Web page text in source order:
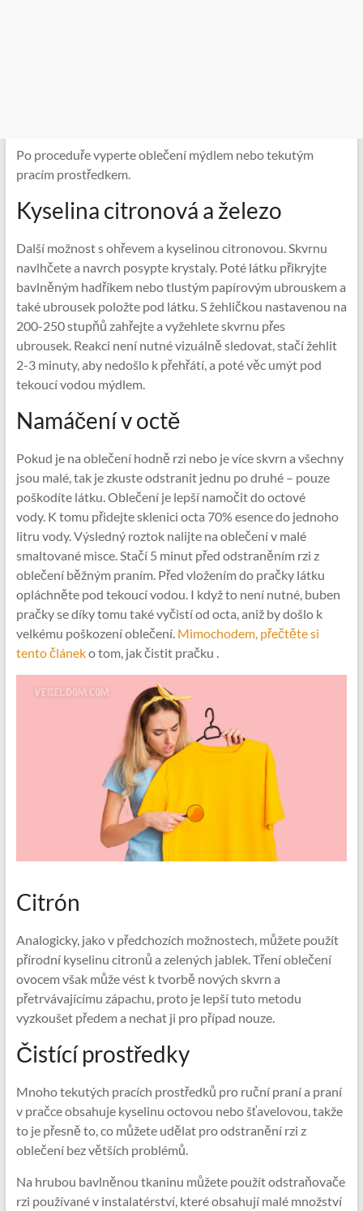
Po proceduře vyperte oblečení mýdlem nebo tekutým
pracím prostředkem.
Kyselina citronová a železo
Další možnost s ohřevem a kyselinou citronovou. Skvrnu
navlhčete a navrch posypte krystaly. Poté látku přikryjte
bavlněným hadříkem nebo tlustým papírovým ubrouskem a
také ubrousek položte pod látku. S žehličkou nastavenou na
200-250 stupňů zahřejte a vyžehlete skvrnu přes
ubrousek. Reakci není nutné vizuálně sledovat, stačí žehlit
2-3 minuty, aby nedošlo k přehřátí, a poté věc umýt pod
tekoucí vodou mýdlem.
Namáčení v octě
Pokud je na oblečení hodně rzi nebo je více skvrn a všechny
jsou malé, tak je zkuste odstranit jednu po druhé – pouze
poškodíte látku. Oblečení je lepší namočit do octové
vody. K tomu přidejte sklenici octa 70% esence do jednoho
litru vody. Výsledný roztok nalijte na oblečení v malé
smaltované misce. Stačí 5 minut před odstraněním rzi z
oblečení běžným praním. Před vložením do pračky látku
opláchněte pod tekoucí vodou. I když to není nutné, buben
pračky se díky tomu také vyčistí od octa, aniž by došlo k
velkému poškození oblečení. Mimochodem, přečtěte si
tento článeko tom, jak čistit pračku .
Citrón
Analogicky, jako v předchozích možnostech, můžete použít
přírodní kyselinu citronů a zelených jablek. Tření oblečení
ovocem však může vést k tvorbě nových skvrn a
přetrvávajícímu zápachu, proto je lepší tuto metodu
vyzkoušet předem a nechat ji pro případ nouze.
Čistící prostředky
Mnoho tekutých pracích prostředků pro ruční praní a praní
v pračce obsahuje kyselinu octovou nebo šťavelovou, takže
to je přesně to, co můžete udělat pro odstranění rzi z
oblečení bez větších problémů.
Na hrubou bavlněnou tkaninu můžete použít odstraňovače
rzi používané v instalatérství, které obsahují malé množství